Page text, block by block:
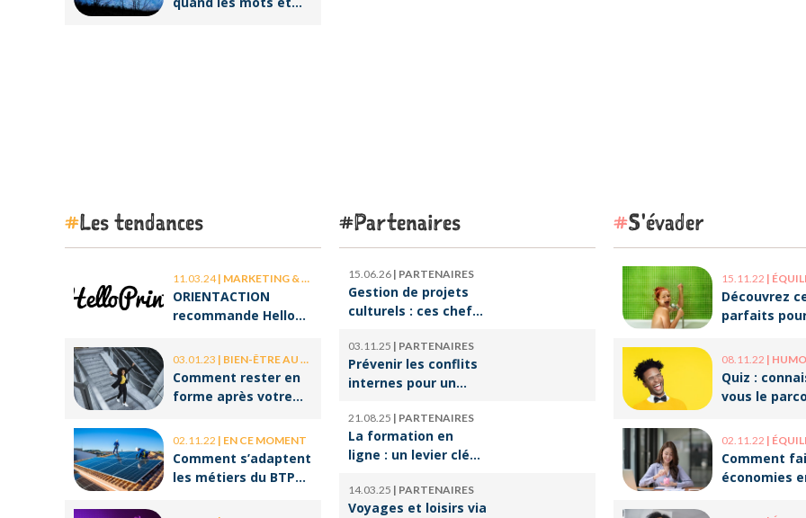
Les tendances
11.03.24| MARKETING & COMMUNICATION
ORIENTACTION
recommande Hello
des stickers et des
brochures
03.01.23 | BIEN-ÊTRE AU TRAVAIL
Comment rester en
forme après votre
02.11.22 | EN CE MOMENT
Comment s’adaptent
les métiers du BTP
environnementaux ?
Partenaires
15.06.26 | PARTENAIRES
Gestion de projets
culturels : ces chefs
l’ombre qui font vivre
la culture
03.11.25 | PARTENAIRES
Prévenir les conflits
internes pour un
serein
21.08.25 | PARTENAIRES
La formation en
ligne : un levier clé
reconversion
professionnelle
14.03.25 | PARTENAIRES
Voyages et loisirs via
S'évader
15.11.22 | ÉQUILIBRE
Découvrez
parfaits
le travail !
08.11.22 |
Quiz :
vous le
populaires ?
02.11.22 | ÉQUILIBRE
Comment
économies